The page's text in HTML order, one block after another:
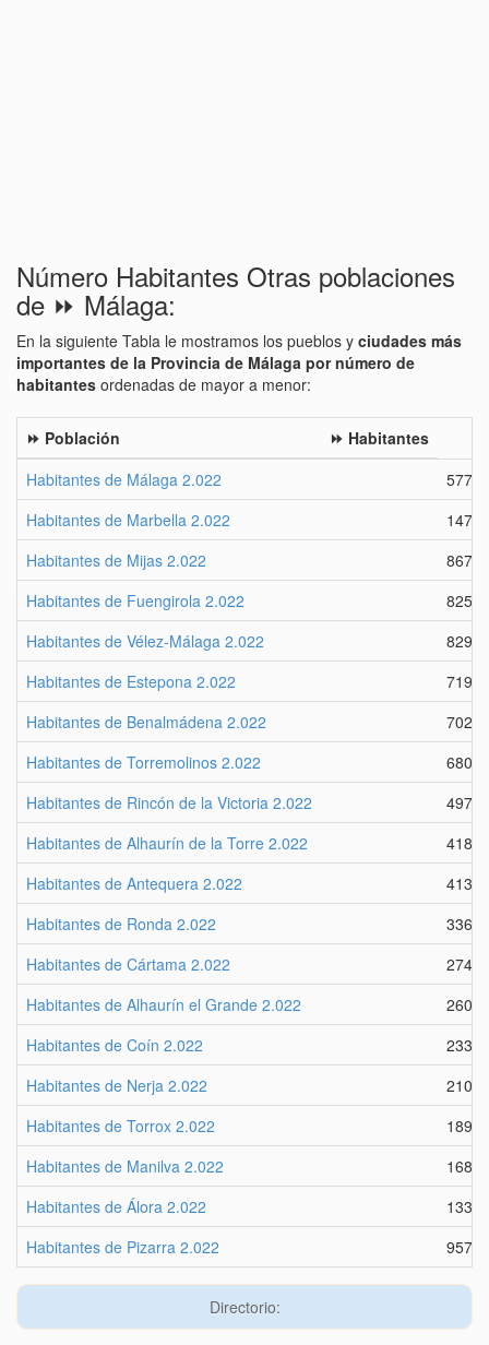
Número Habitantes Otras poblaciones
de ⏩ Málaga:
En la siguiente Tabla le mostramos los pueblos y ciudades más
importantes de la Provincia de Málaga por número de
habitantes ordenadas de mayor a menor:
⏩ Población
⏩ Habitantes
Habitantes de Málaga 2.022
Habitantes de Marbella 2.022
Habitantes de Mijas 2.022
86744
Habitantes de Fuengirola 2.022
82585
Habitantes de Vélez-Málaga 2.022
82967
Habitantes de Estepona 2.022
71925
Habitantes de Benalmádena 2.022
70204
Habitantes de Torremolinos 2.022
68056
Habitantes de Rincón de la Victoria 2.022
49790
Habitantes de Alhaurín de la Torre 2.022
41868
Habitantes de Antequera 2.022
41348
Habitantes de Ronda 2.022
33624
Habitantes de Cártama 2.022
27436
Habitantes de Alhaurín el Grande 2.022
26095
Habitantes de Coín 2.022
23375
Habitantes de Nerja 2.022
21018
Habitantes de Torrox 2.022
18937
Habitantes de Manilva 2.022
16849
Habitantes de Álora 2.022
13336
Habitantes de Pizarra 2.022
9572
Directorio: